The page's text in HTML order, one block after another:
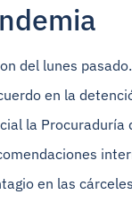
del lunes
en la
la
en las